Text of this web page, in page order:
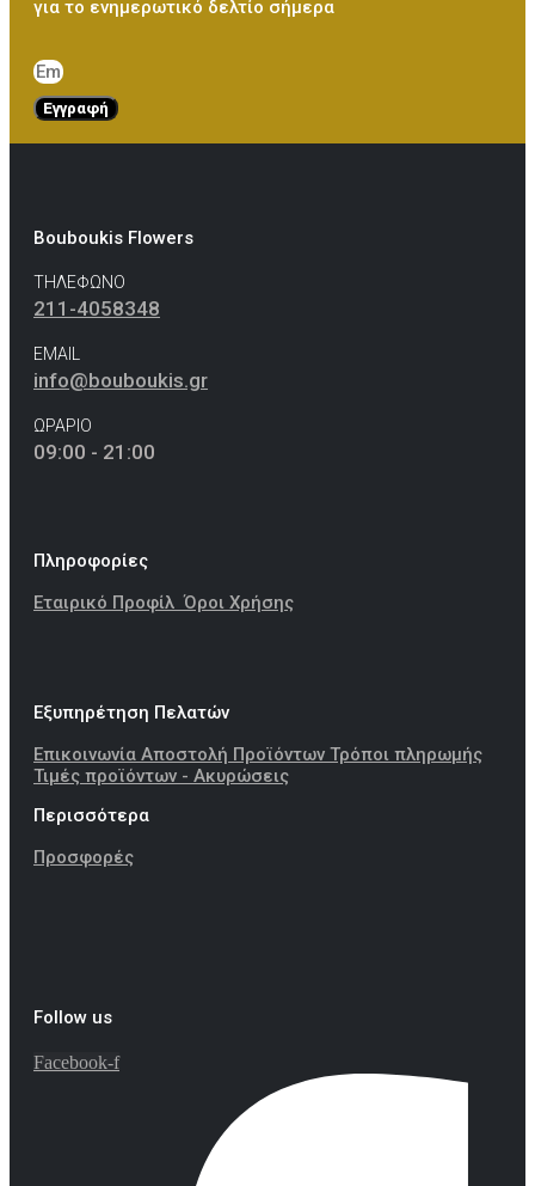
για το ενημερωτικό δελτίο σήμερα
Εγγραφή
Bouboukis Flowers
ΤΗΛΕΦΩΝΟ
211-4058348
EMAIL
info@bouboukis.gr
ΩΡΑΡΙΟ
09:00 - 21:00
Πληροφορίες
Εταιρικό ΠροφίλΌροι Χρήσης
Εξυπηρέτηση Πελατών
Επικοινωνία Αποστολή Προϊόντων Τρόποι πληρωμής
Τιμές προϊόντων - Ακυρώσεις
Περισσότερα
Προσφορές
Follow us
Facebook-f